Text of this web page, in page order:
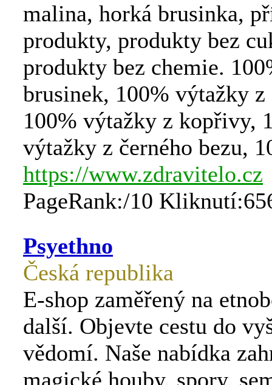
malina, horká brusinka,
produkty, produkty bez
produkty bez chemie.
brusinek, 100% výtažky z
100% výtažky z kopřivy,
výtažky z černého bezu,
https://www.zdravitelo.cz
PageRank:/10
Psyethno
Česká republika
E-shop zaměřený na
další. Objevte cestu do
vědomí. Naše nabídka
magické houby, spory,